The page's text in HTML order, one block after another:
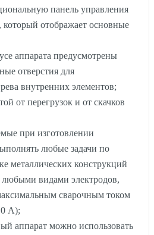
панель управления
отображает основные
аппарата предусмотрены
отверстия для
внутренних элементов;
от перегрузок и от скачков
при изготовлении
любые задачи по
металлических конструкций
любыми видами электродов,
сварочным током
А);
аппарат можно использовать